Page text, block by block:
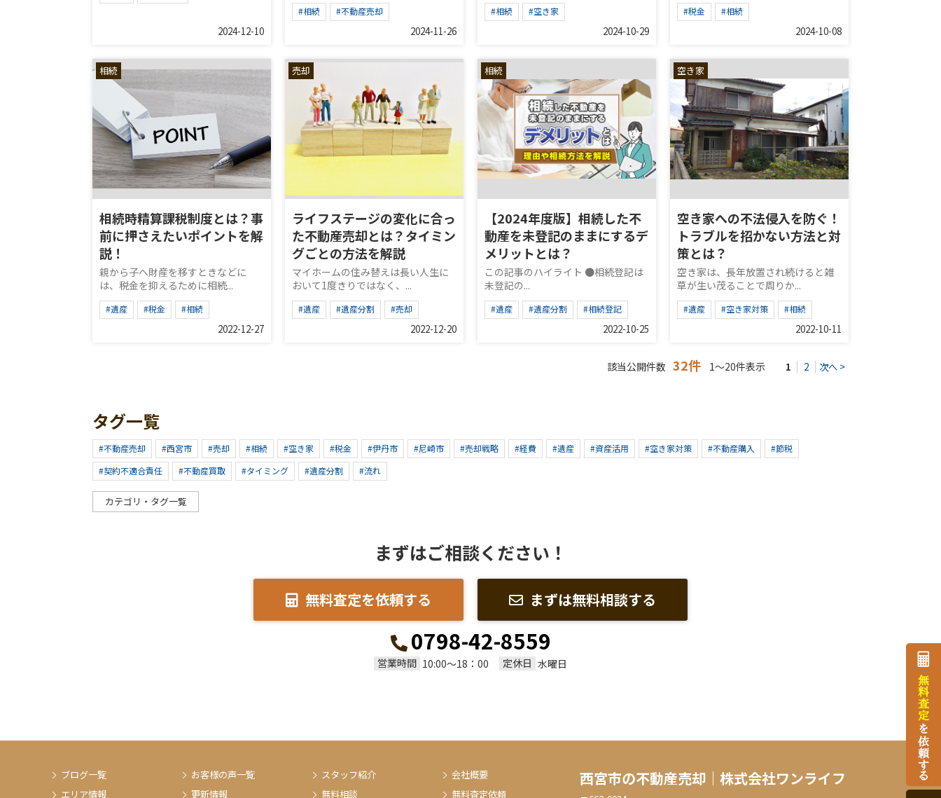
2024-12-10
#相続 #不動産売却
2024-11-26
#相続 #空き家
2024-10-29
#税金 #相続
2024-10-08
相続
相続時精算課税制度とは？事
前に押さえたいポイントを解
説！
親から子へ財産を移すときなどに
は、税金を抑えるために相続...
#遺産 #税金 #相続
2022-12-27
売却
ライフステージの変化に合っ
た不動産売却とは？タイミン
グごとの方法を解説
マイホームの住み替えは長い人生に
おいて1度きりではなく、...
#遺産 #遺産分割 #売却
2022-12-20
相続
【2024年度版】相続した不
動産を未登記のままにするデ
メリットとは？
この記事のハイライト ●相続登記は
未登記の...
#遺産 #遺産分割 #相続登記
2022-10-25
空き家
空き家への不法侵入を防ぐ！
トラブルを招かない方法と対
策とは？
空き家は、長年放置され続けると雑
草が生い茂ることで周りか...
#遺産 #空き家対策 #相続
2022-10-11
該当公開件数 32件 1～20件表示 1 2 次へ >
タグ一覧
#不動産売却 #西宮市 #売却 #相続 #空き家 #税金 #伊丹市 #尼崎市 #売却戦略 #経費 #遺産 #資産活用 #空き家対策 #不動産購入
#節税
#契約不適合責任
#不動産買取 #タイミング #遺産分割 #流れ
カテゴリ・タグ一覧
まずはご相談ください！
無料査定を依頼する まずは無料相談する
0798-42-8559
営業時間 10:00～18：00 定休日 水曜日
ブログ一覧
エリア情報
お客様の声一覧
更新情報
スタッフ紹介
無料相談
会社概要
無料査定依頼
西宮市の不動産売却｜株式会社ワンライフ